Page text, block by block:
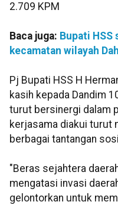
2.709 KPM
Baca juga: Bupati HSS
kecamatan wilayah
Pj Bupati HSS H
kasih kepada Dandim
turut bersinergi dalam
kerjasama diakui turut
berbagai tantangan
"Beras sejahtera
mengatasi invasi
gelontorkan untuk